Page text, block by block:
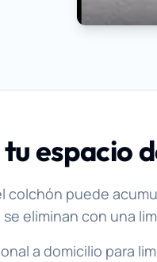
espacio
puede
eliminan con una
a domicilio para